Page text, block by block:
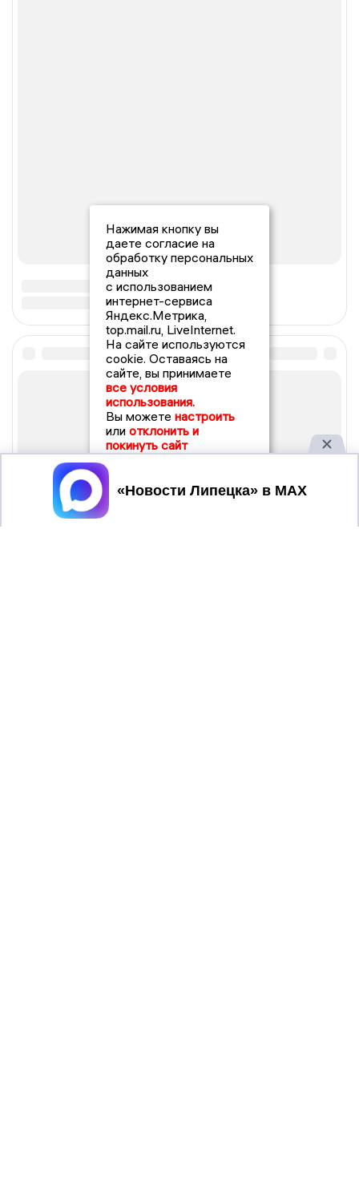
Нажимая кнопку вы
даете согласие на
обработку персональных
данных
с использованием
интернет-сервиса
Яндекс.Метрика,
top.mail.ru, LiveInternet.
На сайте используются
cookie. Оставаясь на
сайте, вы принимаете
все условия
использования.
Вы можете настроить
или отклонить и
покинуть сайт
Принять